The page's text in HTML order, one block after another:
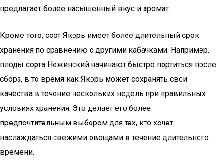
предлагает более насыщенный вкус и аромат.
Кроме того, сорт Якорь имеет более длительный срок
хранения по сравнению с другими кабачками. Например,
плоды сорта Нежинский начинают быстро портиться после
сбора, в то время как Якорь может сохранять свои
качества в течение нескольких недель при правильных
условиях хранения. Это делает его более
предпочтительным выбором для тех, кто хочет
наслаждаться свежими овощами в течение длительного
времени.